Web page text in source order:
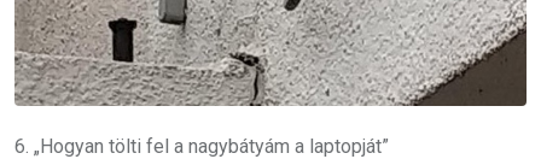
6. „Hogyan tölti fel a nagybátyám a laptopját”